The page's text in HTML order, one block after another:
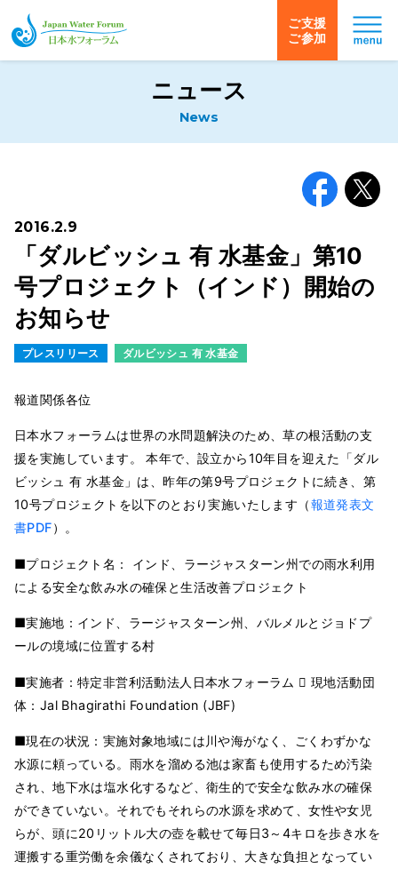
日本水フォーラム
ご支援
ご参加
ニュース
News
2016.2.9
「ダルビッシュ 有 水基金」第10
号プロジェクト（インド）開始の
お知らせ
プレスリリース ダルビッシュ 有 水基金
報道関係各位
日本水フォーラムは世界の水問題解決のため、草の根活動の支
援を実施しています。 本年で、設立から10年目を迎えた「ダル
ビッシュ 有 水基金」は、昨年の第9号プロジェクトに続き、第
10号プロジェクトを以下のとおり実施いたします（報道発表文
書PDF）。
■プロジェクト名： インド、ラージャスターン州での雨水利用
による安全な飲み水の確保と生活改善プロジェクト
■実施地：インド、ラージャスターン州、バルメルとジョドプ
ールの境域に位置する村
■実施者：特定非営利活動法人日本水フォーラム  現地活動団
体：Jal Bhagirathi Foundation (JBF)
■現在の状況：実施対象地域には川や海がなく、ごくわずかな
水源に頼っている。雨水を溜める池は家畜も使用するため汚染
され、地下水は塩水化するなど、衛生的で安全な飲み水の確保
ができていない。それでもそれらの水源を求めて、女性や女児
らが、頭に20リットル大の壺を載せて毎日3～4キロを歩き水を
運搬する重労働を余儀なくされており、大きな負担となってい